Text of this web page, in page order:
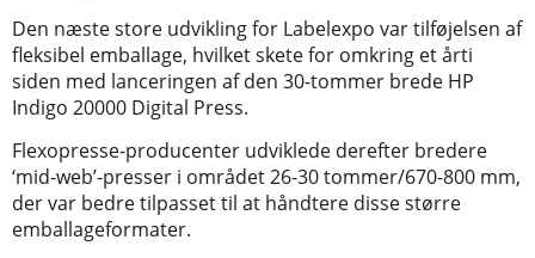
Den næste store udvikling for Labelexpo var tilføjelsen af
fleksibel emballage, hvilket skete for omkring et årti
siden med lanceringen af den 30-tommer brede HP
Indigo 20000 Digital Press.
Flexopresse-producenter udviklede derefter bredere
‘mid-web’-presser i området 26-30 tommer/670-800 mm,
der var bedre tilpasset til at håndtere disse større
emballageformater.